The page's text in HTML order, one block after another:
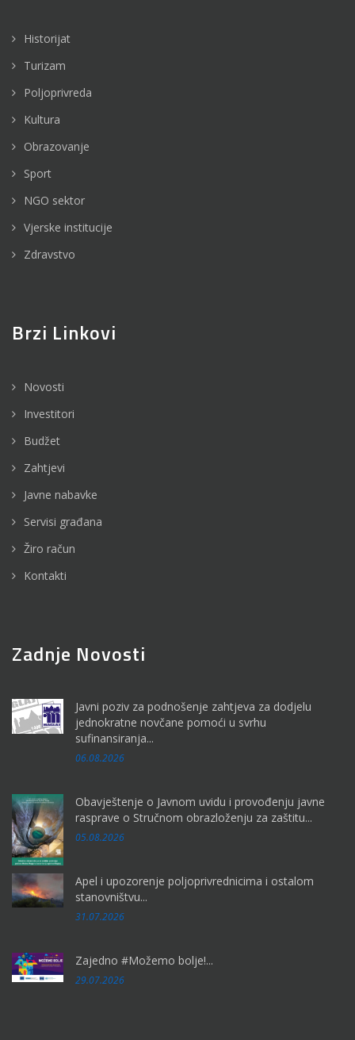
Historijat
Turizam
Poljoprivreda
Kultura
Obrazovanje
Sport
NGO sektor
Vjerske institucije
Zdravstvo
Brzi Linkovi
Novosti
Investitori
Budžet
Zahtjevi
Javne nabavke
Servisi građana
Žiro račun
Kontakti
Zadnje Novosti
Javni poziv za podnošenje zahtjeva za dodjelu
jednokratne novčane pomoći u svrhu
sufinansiranja...
06.08.2026
Obavještenje o Javnom uvidu i provođenju javne
rasprave o Stručnom obrazloženju za zaštitu...
05.08.2026
Apel i upozorenje poljoprivrednicima i ostalom
stanovništvu...
31.07.2026
Zajedno #Možemo bolje!...
29.07.2026